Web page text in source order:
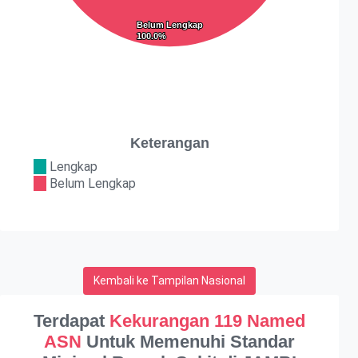
Belum Lengkap
100.0%
Belum Lengkap
100.0%
Keterangan
Lengkap
Belum Lengkap
Kembali ke Tampilan Nasional
Terdapat Kekurangan 119 Named
ASN Untuk Memenuhi Standar